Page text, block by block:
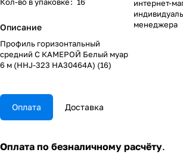
Описание
Профиль горизонтальный
средний С КАМЕРОЙ Белый муар
6 м (HHJ-323 HA30464A) (16)
интернет-
менеджера
Оплата Доставка
Оплата по безналичному расчёту.